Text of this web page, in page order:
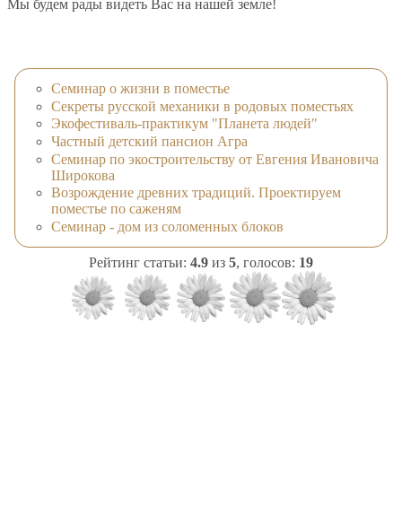
Мы будем рады видеть Вас на нашей земле!
Семинар о жизни в поместье
Секреты русской механики в родовых поместьях
Экофестиваль-практикум "Планета людей"
Частный детский пансион Агра
Семинар по экостроительству от Евгения Ивановича
Широкова
Возрождение древних традиций. Проектируем
поместье по саженям
Семинар - дом из соломенных блоков
Рейтинг статьи: 4.9 из 5, голосов: 19